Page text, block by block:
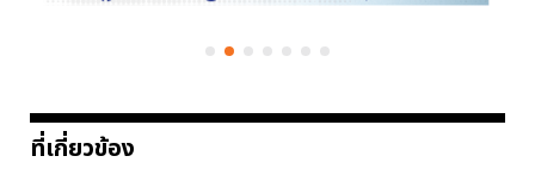
ที่เกี่ยวข้อง